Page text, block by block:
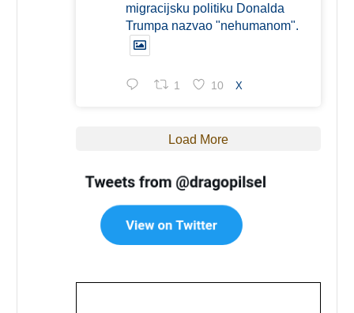
migracijsku politiku Donalda
Trumpa nazvao "nehumanom".
1 10 X
Load More